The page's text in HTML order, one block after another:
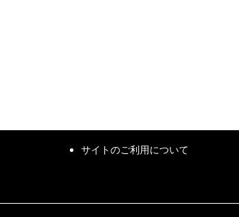
サイトのご利用について